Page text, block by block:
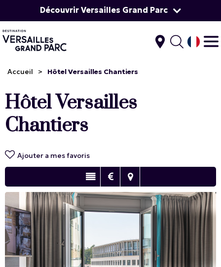
Découvrir Versailles Grand Parc
Accueil > Hôtel Versailles Chantiers
Hôtel Versailles
Chantiers
Ajouter a mes favoris